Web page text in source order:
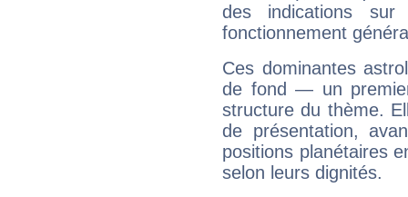
des indications sur
fonctionnement
Ces dominantes
de fond — un
structure du thème.
de présentation,
positions planétaires
selon leurs dignités.